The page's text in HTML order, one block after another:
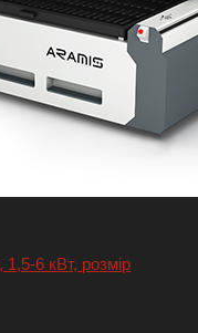
1,5-6 кВт, розмір